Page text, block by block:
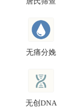
无痛分娩
无创DNA